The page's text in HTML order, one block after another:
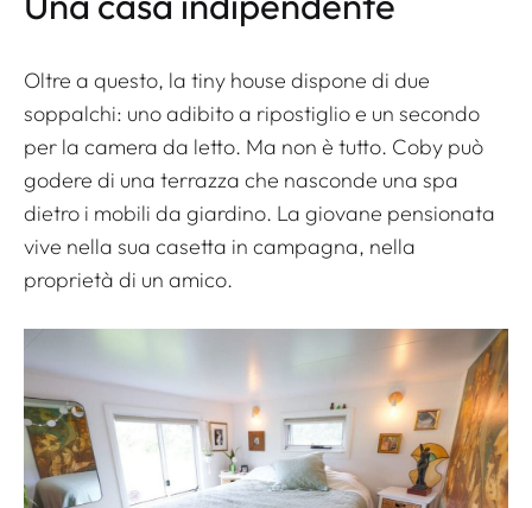
Oltre a questo, la tiny house dispone di due
soppalchi: uno adibito a ripostiglio e un secondo
per la camera da letto. Ma non è tutto. Coby può
godere di una terrazza che nasconde una spa
dietro i mobili da giardino. La giovane pensionata
vive nella sua casetta in campagna, nella
proprietà di un amico.